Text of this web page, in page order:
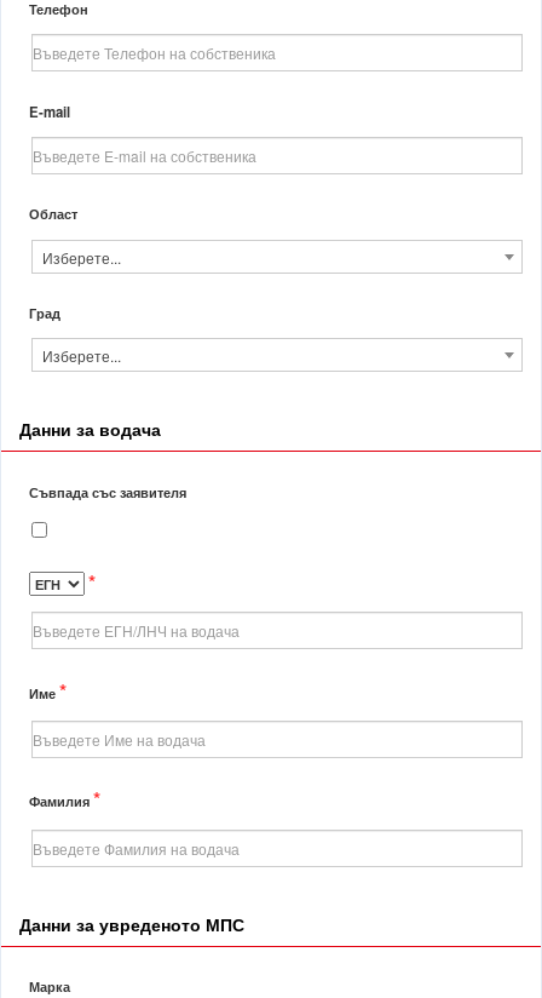
Телефон
E-mail
Област
Изберете...
Град
Изберете...
Данни за водача
Съвпада със заявителя
*
Име*
Фамилия*
Данни за увреденото МПС
Марка